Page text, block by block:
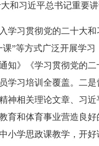
习近平总书记重要讲
习贯彻党的二十大和
课”等方式广泛开展学
知》《学习贯彻党的
学习培训全覆盖。二
神相关理论文章、习
育和体育事业营造良
小学思政课教学，开